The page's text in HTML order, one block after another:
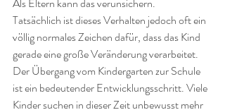
Tatsächlich ist dieses Verhalten jedoch oft ein
völlig normales Zeichen dafür, dass das Kind
gerade eine große Veränderung verarbeitet.
Der Übergang vom Kindergarten zur Schule
ist ein bedeutender Entwicklungsschritt. Viele
Kinder suchen in dieser Zeit unbewusst mehr